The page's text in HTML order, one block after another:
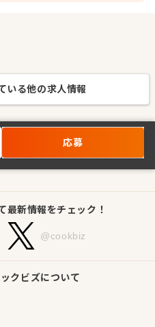
いる他の求人情報
応募
最新情報をチェック！
@cookbiz
クビズについて